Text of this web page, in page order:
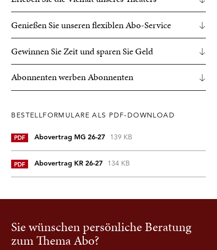
Genießen Sie unseren flexiblen Abo-Service
Gewinnen Sie Zeit und sparen Sie Geld
Abonnenten werben Abonnenten
BESTELLFORMULARE ALS PDF-DOWNLOAD
PDF Abovertrag MG 26-27 139 KB
PDF Abovertrag KR 26-27 134 KB
Sie wünschen persönliche Beratung
zum Thema Abo?